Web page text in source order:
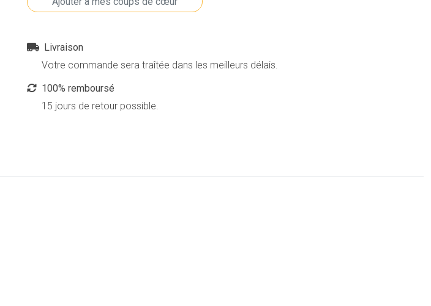
Livraison
Votre commande sera traîtée dans les meilleurs délais.
100% remboursé
15 jours de retour possible.